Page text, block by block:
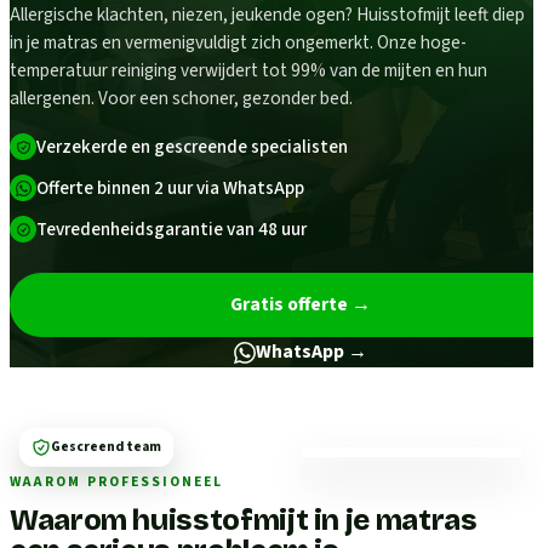
Allergische klachten, niezen, jeukende ogen? Huisstofmijt leeft diep
in je matras en vermenigvuldigt zich ongemerkt. Onze hoge-
temperatuur reiniging verwijdert tot 99% van de mijten en hun
allergenen. Voor een schoner, gezonder bed.
Verzekerde en gescreende specialisten
Offerte binnen 2 uur via WhatsApp
Tevredenheidsgarantie van 48 uur
Gratis offerte →
WhatsApp →
WAAROM PROFESSIONEEL
Waarom huisstofmijt in je matras
Gescreend team